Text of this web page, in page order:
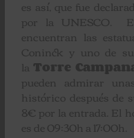
es así, que fue
por la UNESCO.
encuentran las
Coninck y uno de
la Torre
pueden admirar
histórico después de
8€ por la entrada. El
es de 09:30h a 17:00h.